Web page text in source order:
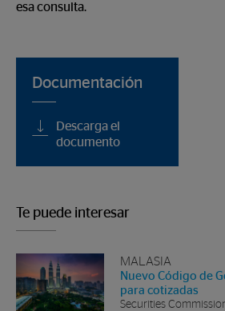
esa consulta.
Documentación
Descarga el
documento
Te puede interesar
MALASIA
Nuevo Código de
para cotizadas
Securities